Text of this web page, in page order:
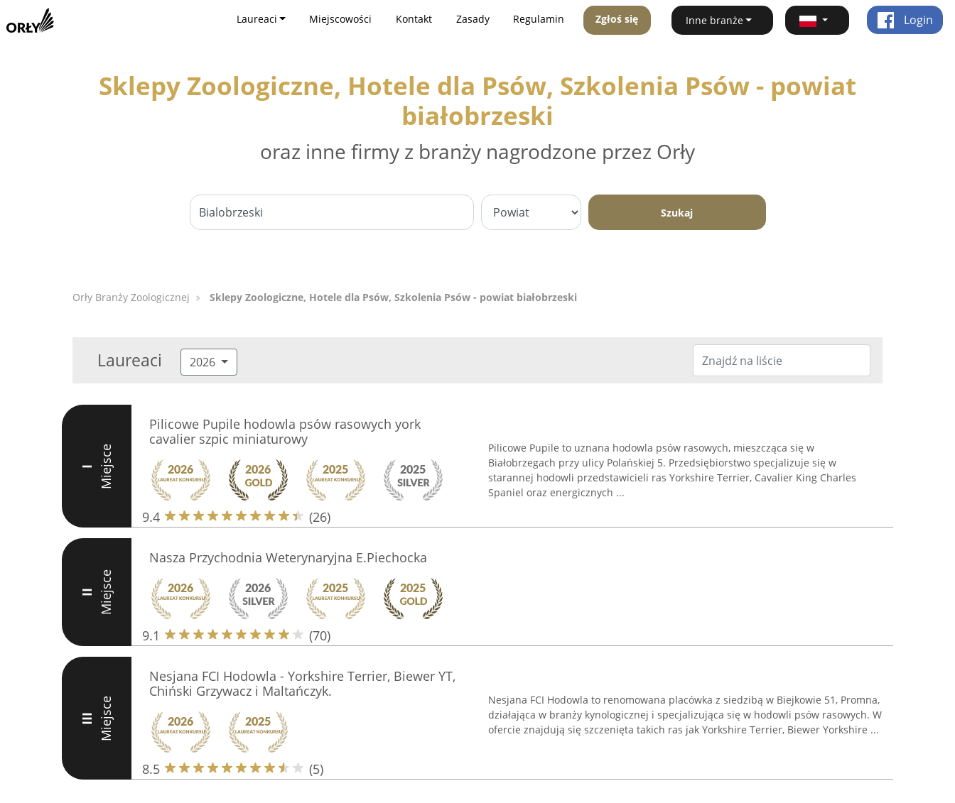
Laureaci Miejscowości Kontakt Zasady Regulamin Zgłoś się Inne branże Login
Sklepy Zoologiczne, Hotele dla Psów, Szkolenia Psów - powiat
białobrzeski
oraz inne firmy z branży nagrodzone przez Orły
Szukaj
Orły Branży Zoologicznej Sklepy Zoologiczne, Hotele dla Psów, Szkolenia Psów - powiat białobrzeski
Laureaci 2026
I Miejsce
Pilicowe Pupile hodowla psów rasowych york
cavalier szpic miniaturowy
9.4 (26)
Pilicowe Pupile to uznana hodowla psów rasowych, mieszcząca się w
Białobrzegach przy ulicy Polańskiej 5. Przedsiębiorstwo specjalizuje się w
starannej hodowli przedstawicieli ras Yorkshire Terrier, Cavalier King Charles
Spaniel oraz energicznych ...
II Miejsce
Nasza Przychodnia Weterynaryjna E.Piechocka
9.1 (70)
III Miejsce
Nesjana FCI Hodowla - Yorkshire Terrier, Biewer YT,
Chiński Grzywacz i Maltańczyk.
8.5 (5)
Nesjana FCI Hodowla to renomowana placówka z siedzibą w Biejkowie 51, Promna,
działająca w branży kynologicznej i specjalizująca się w hodowli psów rasowych. W
ofercie znajdują się szczenięta takich ras jak Yorkshire Terrier, Biewer Yorkshire ...